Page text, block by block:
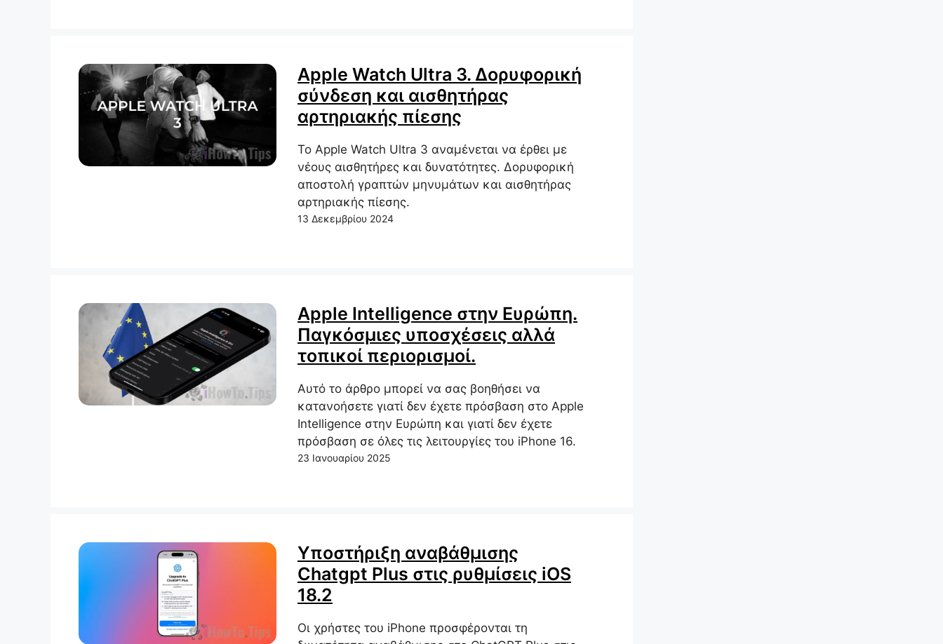
Apple Watch Ultra 3. Δορυφορική
σύνδεση και αισθητήρας
αρτηριακής πίεσης
Το Apple Watch Ultra 3 αναμένεται να έρθει με
νέους αισθητήρες και δυνατότητες. Δορυφορική
αποστολή γραπτών μηνυμάτων και αισθητήρας
αρτηριακής πίεσης.
13 Δεκεμβρίου 2024
Apple Intelligence στην Ευρώπη.
Παγκόσμιες υποσχέσεις αλλά
τοπικοί περιορισμοί.
Αυτό το άρθρο μπορεί να σας βοηθήσει να
κατανοήσετε γιατί δεν έχετε πρόσβαση στο Apple
Intelligence στην Ευρώπη και γιατί δεν έχετε
πρόσβαση σε όλες τις λειτουργίες του iPhone 16.
23 Ιανουαρίου 2025
Υποστήριξη αναβάθμισης
Chatgpt Plus στις ρυθμίσεις iOS
18.2
Οι χρήστες του iPhone προσφέρονται τη